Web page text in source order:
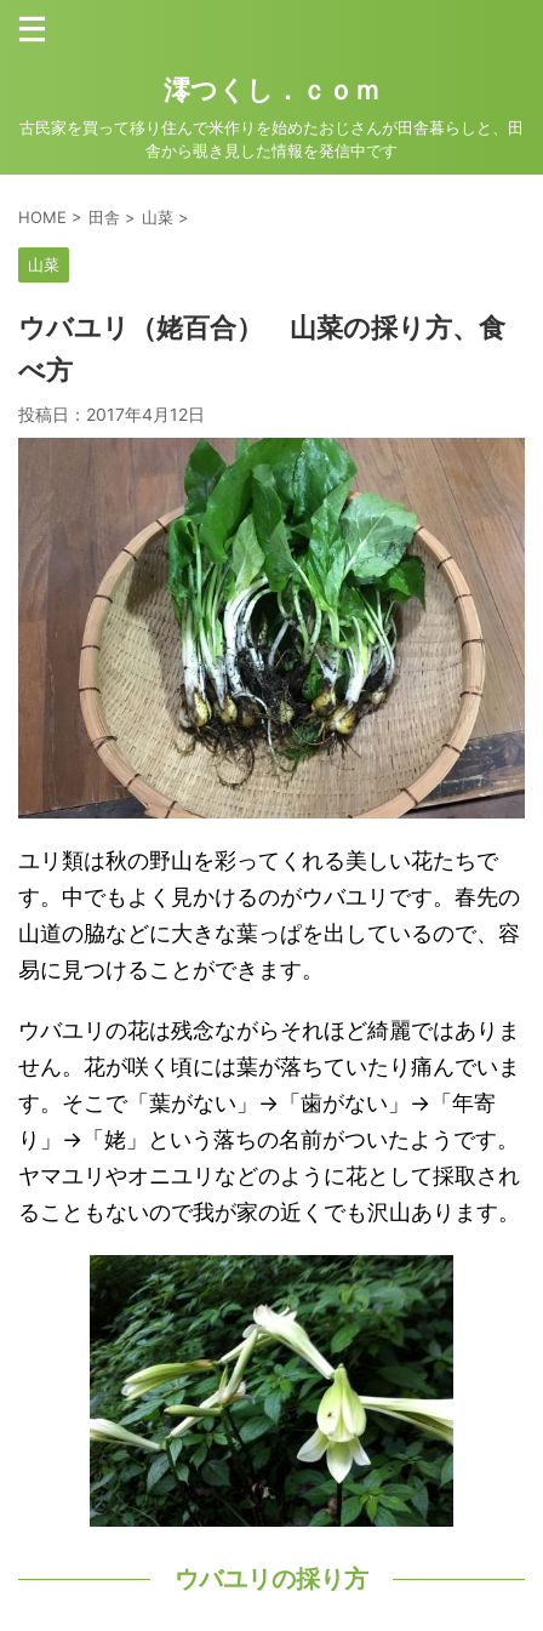
澪つくし．ｃｏｍ
古民家を買って移り住んで米作りを始めたおじさんが田舎暮らしと、田
舎から覗き見した情報を発信中です
HOME > 田舎 > 山菜 >
山菜
ウバユリ（姥百合） 山菜の採り方、食
べ方
投稿日： 2017年4月12日
ユリ類は秋の野山を彩ってくれる美しい花たちで
す。中でもよく見かけるのがウバユリです。春先の
山道の脇などに大きな葉っぱを出しているので、容
易に見つけることができます。
ウバユリの花は残念ながらそれほど綺麗ではありま
せん。花が咲く頃には葉が落ちていたり痛んでいま
す。そこで「葉がない」→「歯がない」→「年寄
り」→「姥」という落ちの名前がついたようです。
ヤマユリやオニユリなどのように花として採取され
ることもないので我が家の近くでも沢山あります。
ウバユリの採り方